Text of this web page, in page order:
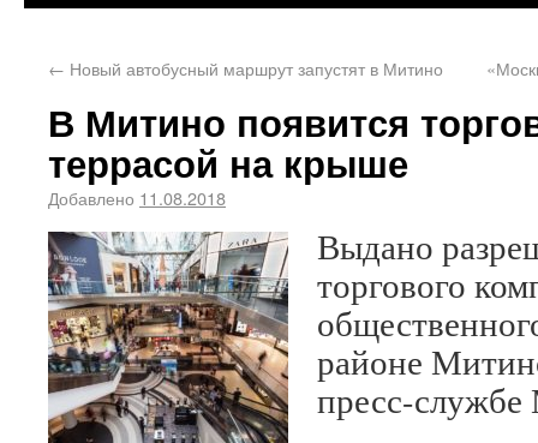
← Новый автобусный маршрут запустят в Митино
В Митино появится
террасой на крыше
Добавлено 11.08.2018
Выдано
торгового
районе
пресс-службе